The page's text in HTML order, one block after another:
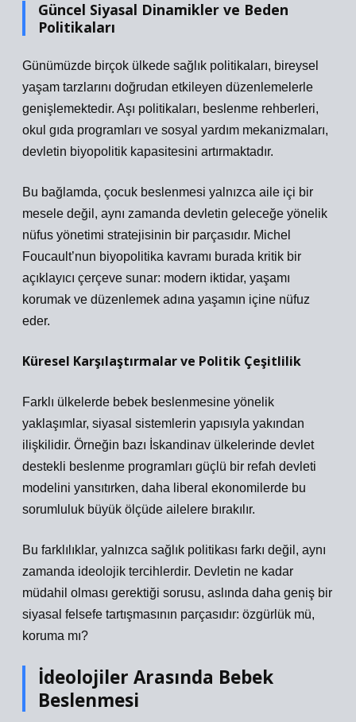
Güncel Siyasal Dinamikler ve Beden
Politikaları
Günümüzde birçok ülkede sağlık politikaları, bireysel
yaşam tarzlarını doğrudan etkileyen düzenlemelerle
genişlemektedir. Aşı politikaları, beslenme rehberleri,
okul gıda programları ve sosyal yardım mekanizmaları,
devletin biyopolitik kapasitesini artırmaktadır.
Bu bağlamda, çocuk beslenmesi yalnızca aile içi bir
mesele değil, aynı zamanda devletin geleceğe yönelik
nüfus yönetimi stratejisinin bir parçasıdır. Michel
Foucault’nun biyopolitika kavramı burada kritik bir
açıklayıcı çerçeve sunar: modern iktidar, yaşamı
korumak ve düzenlemek adına yaşamın içine nüfuz
eder.
Küresel Karşılaştırmalar ve Politik Çeşitlilik
Farklı ülkelerde bebek beslenmesine yönelik
yaklaşımlar, siyasal sistemlerin yapısıyla yakından
ilişkilidir. Örneğin bazı İskandinav ülkelerinde devlet
destekli beslenme programları güçlü bir refah devleti
modelini yansıtırken, daha liberal ekonomilerde bu
sorumluluk büyük ölçüde ailelere bırakılır.
Bu farklılıklar, yalnızca sağlık politikası farkı değil, aynı
zamanda ideolojik tercihlerdir. Devletin ne kadar
müdahil olması gerektiği sorusu, aslında daha geniş bir
siyasal felsefe tartışmasının parçasıdır: özgürlük mü,
koruma mı?
İdeolojiler Arasında Bebek
Beslenmesi